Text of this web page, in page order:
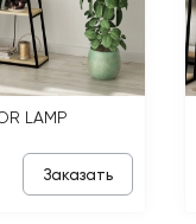
LAMP
Заказать